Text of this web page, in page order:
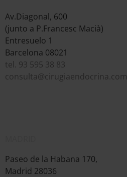
Av.Diagonal, 600
(junto a P.Francesc Macià)
Entresuelo 1
Barcelona 08021
tel. 93 595 38 83
consulta@cirugiaendocrina.com
Paseo de la Habana 170,
Madrid 28036